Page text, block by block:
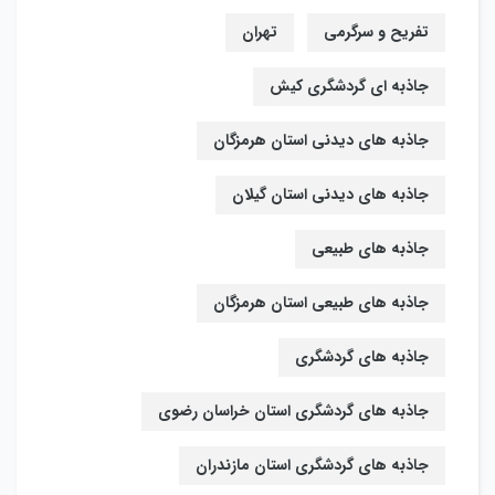
تفریح و سرگرمی تهران
جاذبه ای گردشگری کیش
جاذبه های دیدنی استان هرمزگان
جاذبه های دیدنی استان گیلان
جاذبه های طبیعی
جاذبه های طبیعی استان هرمزگان
جاذبه های گردشگری
جاذبه های گردشگری استان خراسان رضوی
جاذبه های گردشگری استان مازندران